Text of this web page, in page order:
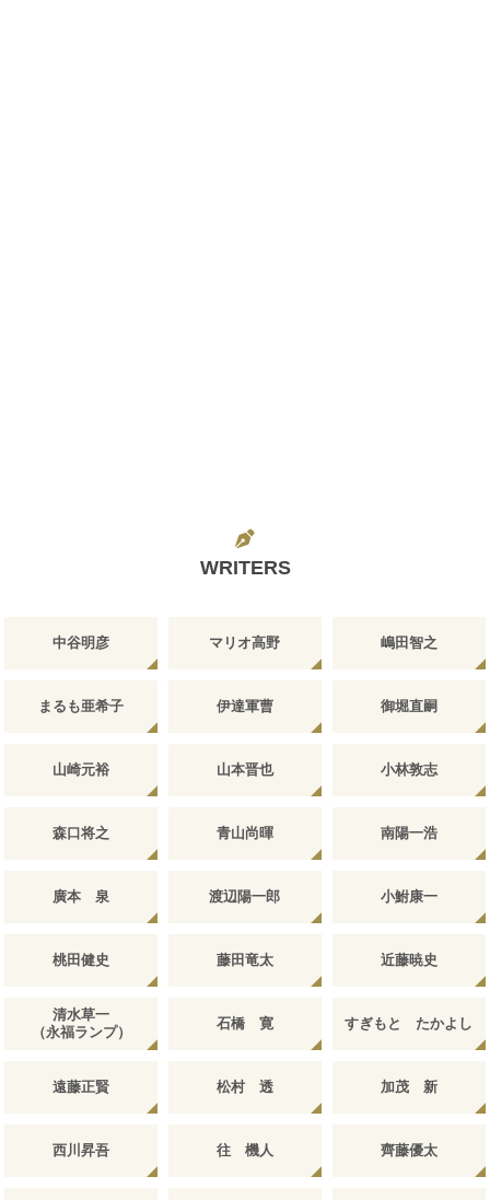
WRITERS
中谷明彦 マリオ高野 嶋田智之
まるも亜希子 伊達軍曹 御堀直嗣
山崎元裕 山本晋也 小林敦志
森口将之 青山尚暉 南陽一浩
廣本 泉 渡辺陽一郎 小鮒康一
桃田健史 藤田竜太 近藤暁史
清水草一
（永福ランプ）
石橋 寛 すぎもと たかよし
遠藤正賢 松村 透 加茂 新
西川昇吾 往 機人 齊藤優太